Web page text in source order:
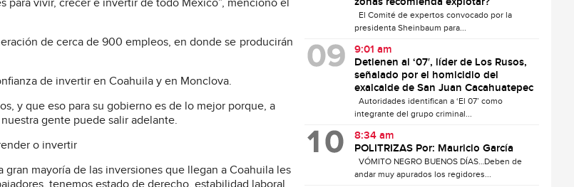
para vivir, crecer e invertir de todo México”, mencionó el
de cerca de 900 empleos, en donde se producirán
de invertir en Coahuila y en Monclova.
y que eso para su gobierno es de lo mejor porque, a
gente puede salir adelante.
o invertir
mayoría de las inversiones que llegan a Coahuila les
El Comité de expertos convocado por la
presidenta Sheinbaum para...
9:01 am
Detienen al ‘07′, líder de Los Rusos,
señalado por el homicidio del
exalcalde de San Juan Cacahuatepec
Autoridades identifican a ‘El 07’ como
integrante del grupo criminal...
8:34 am
POLITRIZAS Por: Mauricio García
VÓMITO NEGRO BUENOS DÍAS…Deben de
andar muy apurados los regidores...